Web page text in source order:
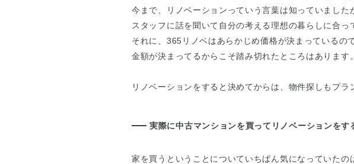
今まで、リノベーションっていう言葉は知っていまし
スタッフに話を聞いて自分の考える理想の暮らしに合っ
それに、365リノベはあらかじめ価格が決まっているの
金額が決まってるからこそ踏み切れたところはあります。
リノベーションをすると決めてからは、物件探しもプラ
実際に中古マンションを買ってリノベーションをす
家を買うということについていちばん気になっていたの